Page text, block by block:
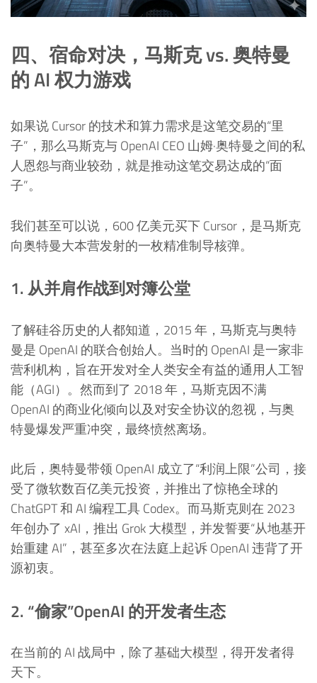
四、宿命对决，马斯克 vs. 奥特曼
的 AI 权力游戏
如果说 Cursor 的技术和算力需求是这笔交易的“里
子”，那么马斯克与 OpenAI CEO 山姆·奥特曼之间的私
人恩怨与商业较劲，就是推动这笔交易达成的“面
子”。
我们甚至可以说，600 亿美元买下 Cursor，是马斯克
向奥特曼大本营发射的一枚精准制导核弹。
1. 从并肩作战到对簿公堂
了解硅谷历史的人都知道，2015 年，马斯克与奥特
曼是 OpenAI 的联合创始人。当时的 OpenAI 是一家非
营利机构，旨在开发对全人类安全有益的通用人工智
能（AGI）。然而到了 2018 年，马斯克因不满
OpenAI 的商业化倾向以及对安全协议的忽视，与奥
特曼爆发严重冲突，最终愤然离场。
此后，奥特曼带领 OpenAI 成立了“利润上限”公司，接
受了微软数百亿美元投资，并推出了惊艳全球的
ChatGPT 和 AI 编程工具 Codex。而马斯克则在 2023
年创办了 xAI，推出 Grok 大模型，并发誓要“从地基开
始重建 AI”，甚至多次在法庭上起诉 OpenAI 违背了开
源初衷。
2. “偷家”OpenAI 的开发者生态
在当前的 AI 战局中，除了基础大模型，得开发者得
天下。